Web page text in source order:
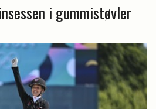
i gummistøvler